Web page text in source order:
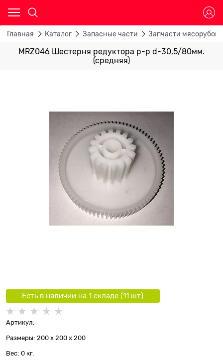
Главная Каталог Запасные части Запчасти мясорубок
MRZ046 Шестерня редуктора р-р d-30,5/80мм.
(средняя)
Есть в наличии на 1 складe (11 шт)
Артикул:
Размеры: 200 x 200 x 200
Вес: 0 кг.